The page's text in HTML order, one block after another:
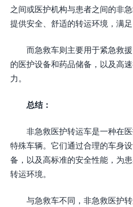
之间或医护机构与患者之间的非
提供安全、舒适的转运环境，满足
而急救车则主要用于紧急救
的医护设备和药品储备，以及高
力。
总结：
非急救医护转运车是一种在
特殊车辆。它们通过合理的车身
备，以及高标准的安全性能，为
转运环境。
与急救车不同，非急救医护